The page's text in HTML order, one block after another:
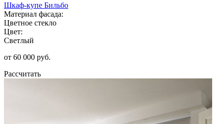
Шкаф-купе Бильбо
Материал фасада:
Цветное стекло
Цвет:
Светлый
от 60 000 руб.
Рассчитать